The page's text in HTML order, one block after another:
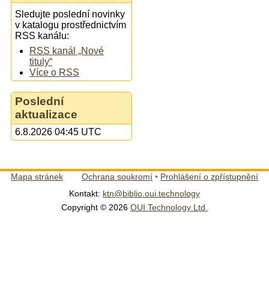
Sledujte poslední novinky
v katalogu prostřednictvím
RSS kanálu:
RSS kanál „Nové
tituly“
Více o RSS
Poslední
aktualizace
6.8.2026 04:45 UTC
Mapa stránek Ochrana soukromí • Prohlášení o zpřístupnění
Kontakt: ktn@biblio.oui.technology
Copyright © 2026 OUI Technology Ltd.